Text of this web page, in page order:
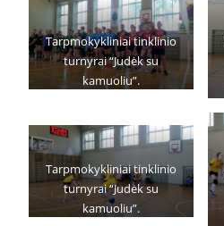
Tarpmokykliniai tinklinio
turnyrai “Judėk su
kamuoliu”.
Tarpmokykliniai tinklinio
turnyrai “Judėk su
kamuoliu”.